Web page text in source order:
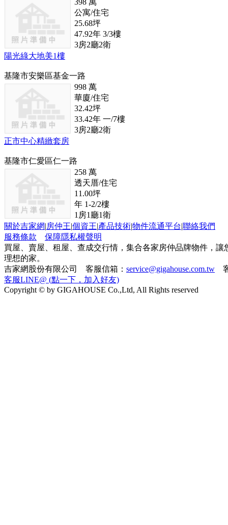
398 萬
公寓/住宅
25.68坪
47.92年 3/3樓
3房2廳2衛
陽光綠大地美1樓
基隆市安樂區基金一路
998 萬
華廈/住宅
32.42坪
33.42年 一/7樓
3房2廳2衛
正市中心精緻套房
基隆市仁愛區仁一路
258 萬
透天厝/住宅
11.00坪
年 1-2/2樓
1 房1 廳1衛
關於吉家網|房仲王|個資王|產品技術|物件流通平台|聯絡我們
服務條款
保障隱私權聲明
買屋、賣屋、租屋、查成交行情，集合各家房仲品牌物件，
理想的家。
吉家網股份有限公司 客服信箱： service@gigahouse.com.tw
客服LINE@ (點一下，加入好友)
Copyright © by GIGAHOUSE Co.,Ltd, All Rights reserved